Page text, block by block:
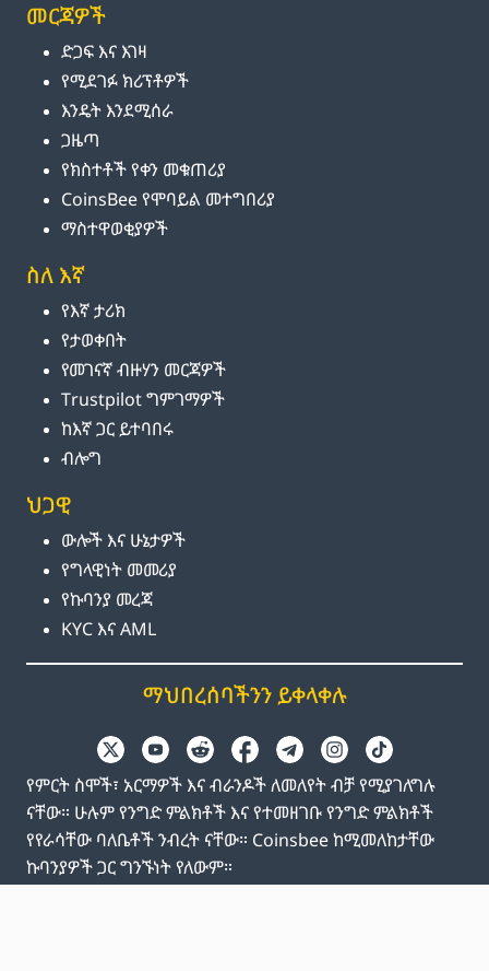
መርጃዎች
ድጋፍ እና እገዛ
የሚደገፉ ክሪፕቶዎች
እንዴት እንደሚሰራ
ጋዜጣ
የክስተቶች የቀን መቁጠሪያ
CoinsBee የሞባይል መተግበሪያ
ማስተዋወቂያዎች
ስለ እኛ
የእኛ ታሪክ
የታወቀበት
የመገናኛ ብዙሃን መርጃዎች
Trustpilot ግምገማዎች
ከእኛ ጋር ይተባበሩ
ብሎግ
ህጋዊ
ውሎች እና ሁኔታዎች
የግላዊነት መመሪያ
የኩባንያ መረጃ
KYC እና AML
ማህበረሰባችንን ይቀላቀሉ
የምርት ስሞች፣ አርማዎች እና ብራንዶች ለመለየት ብቻ የሚያገለግሉ
ናቸው። ሁሉም የንግድ ምልክቶች እና የተመዘገቡ የንግድ ምልክቶች
የየራሳቸው ባለቤቶች ንብረት ናቸው። Coinsbee ከሚመለከታቸው
ኩባንያዎች ጋር ግንኙነት የለውም።